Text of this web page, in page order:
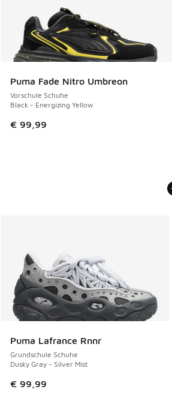
Puma Fade Nitro Umbreon
Vorschule Schuhe
Black - Energizing Yellow
€ 99,99
Puma Lafrance Rnnr
Grundschule Schuhe
Dusky Gray - Silver Mist
€ 99,99